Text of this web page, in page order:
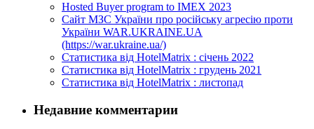
Hosted Buyer program to IMEX 2023
Cайт МЗС України про російську агресію проти
України WAR.UKRAINE.UA
(https://war.ukraine.ua/)
Статистика від HotelMatrix : січень 2022
Статистика від HotelMatrix : грудень 2021
Статистика від HotelMatrix : листопад
Недавние комментарии